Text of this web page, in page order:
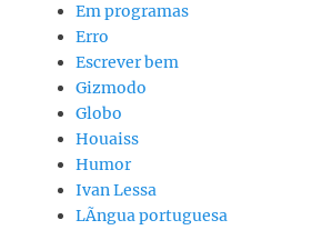
Em programas
Erro
Escrever bem
Gizmodo
Globo
Houaiss
Humor
Ivan Lessa
LÃ­ngua portuguesa